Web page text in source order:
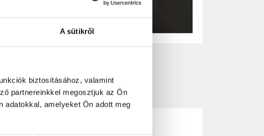
A sütikről
biztosításához, valamint
partnereinkkel megosztjuk az Ön
adatokkal, amelyeket Ön adott meg